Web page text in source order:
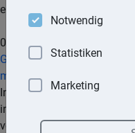
eine volljährige Tochter
06.08.2026
Gesetzentwurf:
mit Kryptowerten
Informationen über den
international regelmäßig
von der Bundesregierung
Notwendig
Statistiken
Marketing